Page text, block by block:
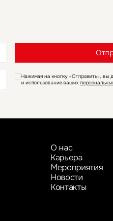
Нажимая на кнопку «Отправить», вы
и использование ваших
О нас
Карьера
Мероприятия
Новости
Контакты